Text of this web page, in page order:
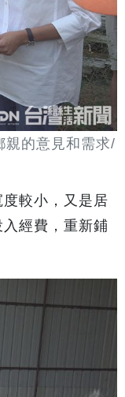
親的意見和需求/
較小，又是居
經費，重新鋪